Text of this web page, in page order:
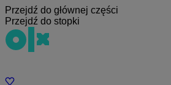
Przejdź do głównej części
Przejdź do stopki